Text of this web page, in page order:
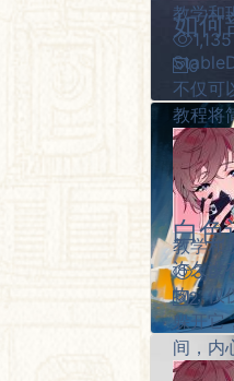
教学和
1,135
0
如何
不仅可
教程将
教学和
3,978
2
白色
许久没
物，仅
躲开它
间，内